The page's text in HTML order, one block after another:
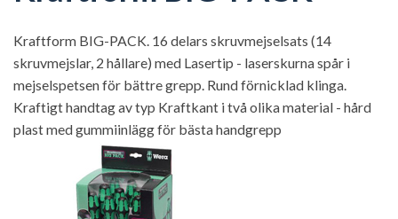
Kraftform BIG-PACK. 16 delars skruvmejselsats (14
skruvmejslar, 2 hållare) med Lasertip - laserskurna spår i
mejselspetsen för bättre grepp. Rund förnicklad klinga.
Kraftigt handtag av typ Kraftkant i två olika material - hård
plast med gummiinlägg för bästa handgrepp